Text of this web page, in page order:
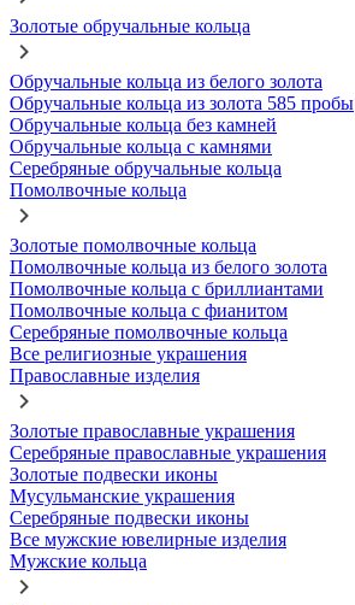
Золотые обручальные кольца
Обручальные кольца из белого золота
Обручальные кольца из золота 585 пробы
Обручальные кольца без камней
Обручальные кольца с камнями
Серебряные обручальные кольца
Помолвочные кольца
Золотые помолвочные кольца
Помолвочные кольца из белого золота
Помолвочные кольца с бриллиантами
Помолвочные кольца с фианитом
Серебряные помолвочные кольца
Все религиозные украшения
Православные изделия
Золотые православные украшения
Серебряные православные украшения
Золотые подвески иконы
Мусульманские украшения
Серебряные подвески иконы
Все мужские ювелирные изделия
Мужские кольца